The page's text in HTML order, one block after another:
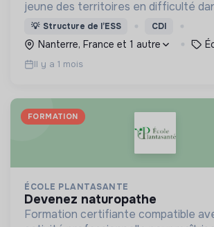
jeune des territoires en difficulté
scolaire et professionnelle.
💡 Structure de l’ESS CDI
Nanterre, France et 1 autre
Il y a 1 mois
FORMATION
ÉCOLE PLANTASANTE
devenez naturopathe
Formation certifiante compatible